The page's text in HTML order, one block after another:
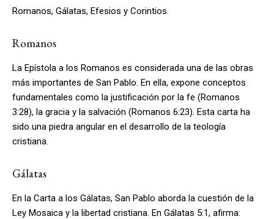
Romanos, Gálatas, Efesios y Corintios.
Romanos
La Epístola a los Romanos es considerada una de las obras
más importantes de San Pablo. En ella, expone conceptos
fundamentales como la justificación por la fe (Romanos
3:28), la gracia y la salvación (Romanos 6:23). Esta carta ha
sido una piedra angular en el desarrollo de la teología
cristiana.
Gálatas
En la Carta a los Gálatas, San Pablo aborda la cuestión de la
Ley Mosaica y la libertad cristiana. En Gálatas 5:1, afirma: